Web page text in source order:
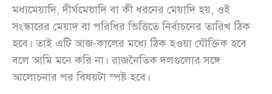
মধ্যমেয়াদি, দীর্ঘমেয়াদি বা কী ধরনের মেয়াদি হয়, ওই
সংস্কারের মেয়াদ বা পরিধির ভিত্তিতে নির্বাচনের তারিখ ঠিক
হবে। তাই এটি আজ-কালের মধ্যে ঠিক হওয়া যৌক্তিক হবে
বলে আমি মনে করি না। রাজনৈতিক দলগুলোর সঙ্গে
আলোচনার পর বিষয়টা স্পষ্ট হবে।